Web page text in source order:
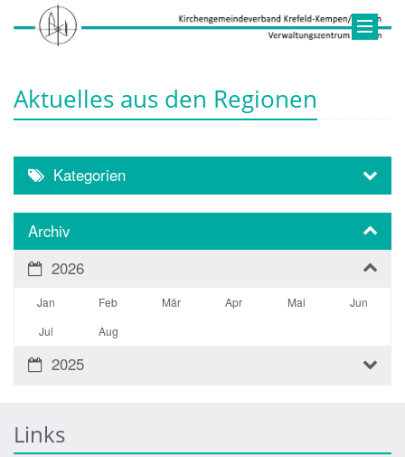
Aktuelles aus den Regionen
Kategorien
Archiv
2026
Jan Feb Mär Apr Mai
Jun
Jul
Aug
2025
Links